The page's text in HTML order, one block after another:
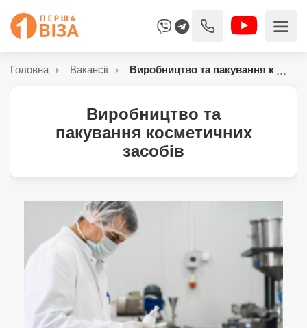
Головна Вакансії Виробництво та пакування
Виробництво та
пакування косметичних
засобів